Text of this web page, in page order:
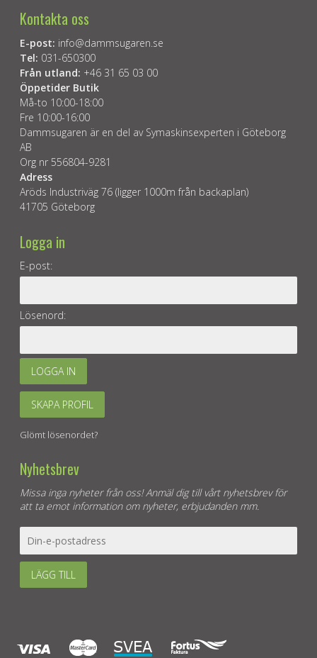
Kontakta oss
E-post: info@dammsugaren.se
Tel: 031-650300
Från utland: +46 31 65 03 00
Öppetider Butik
Må-to 10:00-18:00
Fre 10:00-16:00
Dammsugaren är en del av Symaskinsexperten i Göteborg
AB
Org nr 556804-9281
Adress
Aröds Industriväg 76 (ligger 1000m från backaplan)
41705 Göteborg
Logga in
E-post:
Lösenord:
LOGGA IN
SKAPA PROFIL
Glömt lösenordet?
Nyhetsbrev
Missa inga nyheter från oss! Anmäl dig till vårt nyhetsbrev för
att ta emot information om nyheter, erbjudanden mm.
LÄGG TILL